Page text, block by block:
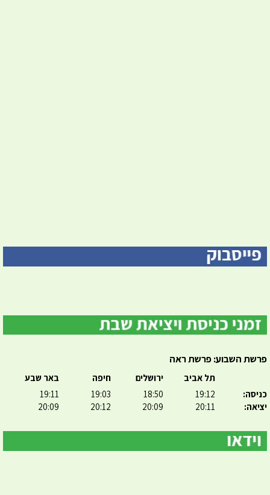
פרשת השבוע: פרשת ראה
כניסה:
יציאה:
תל אביב
19:12
20:11
ירושלים
18:50
20:09
חיפה
19:03
20:12
באר שבע
19:11
20:09